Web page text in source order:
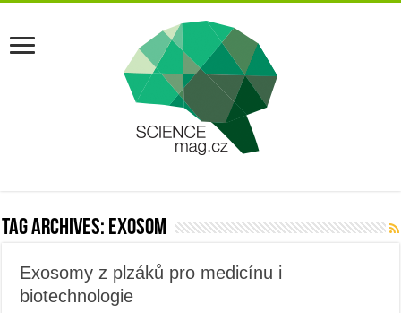
Tag Archives: exosom
Exosomy z plzáků pro medicínu i
biotechnologie